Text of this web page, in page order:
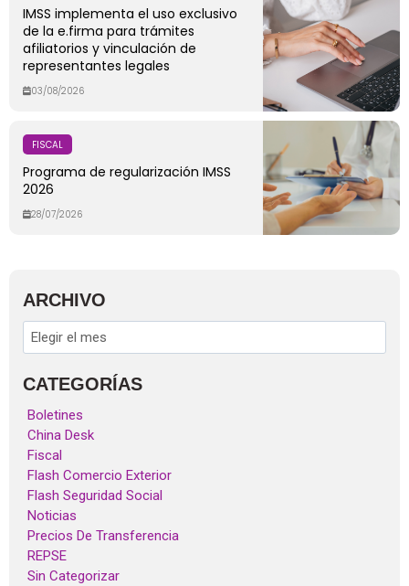
IMSS implementa el uso exclusivo
de la e.firma para trámites
afiliatorios y vinculación de
representantes legales
03/08/2026
FISCAL
Programa de regularización IMSS
2026
28/07/2026
ARCHIVO
CATEGORÍAS
Boletines
China Desk
Fiscal
Flash Comercio Exterior
Flash Seguridad Social
Noticias
Precios De Transferencia
REPSE
Sin Categorizar